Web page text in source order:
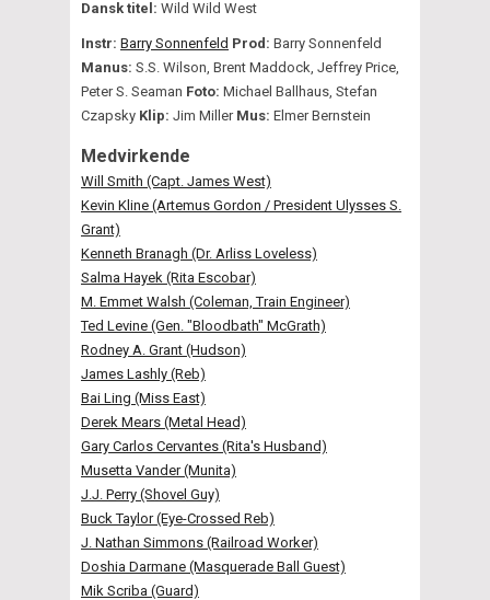
Dansk titel: Wild Wild West
Instr: Barry Sonnenfeld Prod: Barry Sonnenfeld
Manus: S.S. Wilson, Brent Maddock, Jeffrey Price,
Peter S. Seaman Foto: Michael Ballhaus, Stefan
Czapsky Klip: Jim Miller Mus: Elmer Bernstein
Medvirkende
Will Smith (Capt. James West)
Kevin Kline (Artemus Gordon / President Ulysses S.
Grant)
Kenneth Branagh (Dr. Arliss Loveless)
Salma Hayek (Rita Escobar)
M. Emmet Walsh (Coleman, Train Engineer)
Ted Levine (Gen. "Bloodbath" McGrath)
Rodney A. Grant (Hudson)
James Lashly (Reb)
Bai Ling (Miss East)
Derek Mears (Metal Head)
Gary Carlos Cervantes (Rita's Husband)
Musetta Vander (Munita)
J.J. Perry (Shovel Guy)
Buck Taylor (Eye-Crossed Reb)
J. Nathan Simmons (Railroad Worker)
Doshia Darmane (Masquerade Ball Guest)
Mik Scriba (Guard)